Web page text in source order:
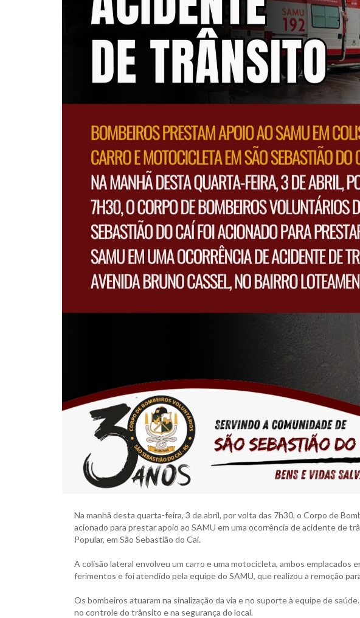
Na manhã desta quarta-feira, 3 de abril, por volta das 7h30, o Corpo de
acionado para prestar apoio ao SAMU em uma ocorrência de acidente de
Popular, em São Sebastião do Caí.
A colisão lateral envolveu um carro e uma motocicleta, ambos emplacados
ferimentos e foi atendido pela equipe do SAMU, que realizou a remoção
Os bombeiros atuaram na sinalização da via e no suporte à equipe de
no controle do trânsito e na segurança do local.